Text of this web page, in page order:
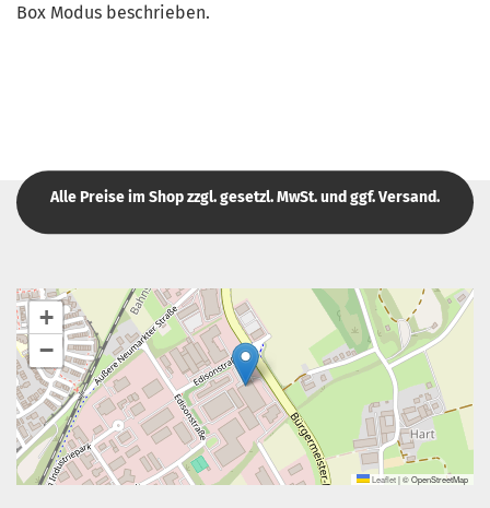
Box Modus beschrieben.
Alle Preise im Shop zzgl. gesetzl. MwSt. und ggf. Versand.
+
−
Leaflet|© OpenStreetMap